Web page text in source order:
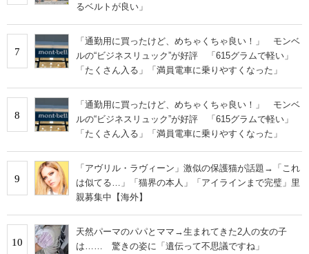
るベルトが良い」
7
「通勤用に買ったけど、めちゃくちゃ良い！」 モンベ
ルの“ビジネスリュック”が好評 「615グラムで軽い」
「たくさん入る」「満員電車に乗りやすくなった」
8
「通勤用に買ったけど、めちゃくちゃ良い！」 モンベ
ルの“ビジネスリュック”が好評 「615グラムで軽い」
「たくさん入る」「満員電車に乗りやすくなった」
9
「アヴリル・ラヴィーン」激似の保護猫が話題→「これ
は似てる…」「猫界の本人」「アイラインまで完璧」里
親募集中【海外】
10
天然パーマのパパとママ→生まれてきた2人の女の子
は…… 驚きの姿に「遺伝って不思議ですね」